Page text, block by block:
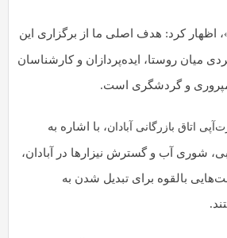
، اظهار کرد: هدف اصلی ما از برگزاری این
میان روستا، ایده‌پردازان و کارشناسان
و گردشگری است.
اتاق بازرگانی آبادان، با اشاره به
شوری آب و گسترش نیزارها در آبادان،
بالقوه برای تبدیل شدن به